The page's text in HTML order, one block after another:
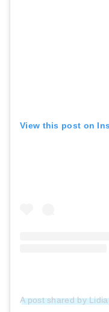
View this post on
A post shared by